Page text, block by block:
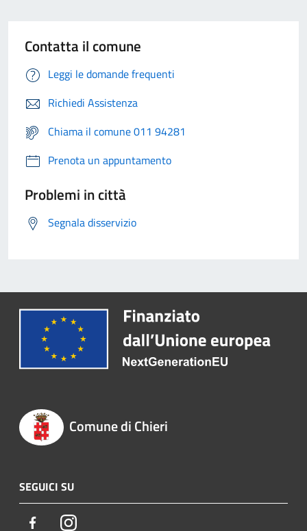
Contatta il comune
Leggi le domande frequenti
Richiedi Assistenza
Chiama il comune 011 94281
Prenota un appuntamento
Problemi in città
Segnala disservizio
Comune di Chieri
SEGUICI SU
FacebookInstagram